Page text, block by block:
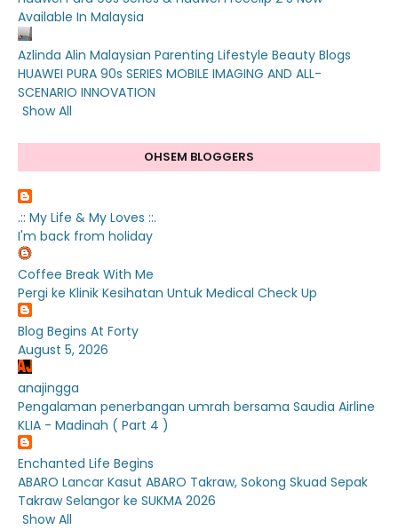
Available In Malaysia
Azlinda Alin Malaysian Parenting Lifestyle Beauty Blogs
HUAWEI PURA 90s SERIES MOBILE IMAGING AND ALL-
SCENARIO INNOVATION
Show All
OHSEM BLOGGERS
.:: My Life & My Loves ::.
I'm back from holiday
Coffee Break With Me
Pergi ke Klinik Kesihatan Untuk Medical Check Up
Blog Begins At Forty
August 5, 2026
anajingga
Pengalaman penerbangan umrah bersama Saudia Airline
KLIA - Madinah ( Part 4 )
Enchanted Life Begins
ABARO Lancar Kasut ABARO Takraw, Sokong Skuad Sepak
Takraw Selangor ke SUKMA 2026
Show All